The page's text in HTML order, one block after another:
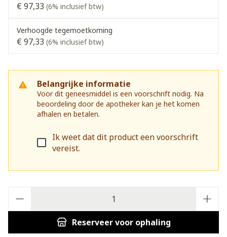
€ 97,33 (6% inclusief btw)
Verhoogde tegemoetkoming
€ 97,33 (6% inclusief btw)
Belangrijke informatie
Voor dit geneesmiddel is een voorschrift nodig. Na
beoordeling door de apotheker kan je het komen
afhalen en betalen.
Ik weet dat dit product een voorschrift
vereist.
Reserveervoor ophaling